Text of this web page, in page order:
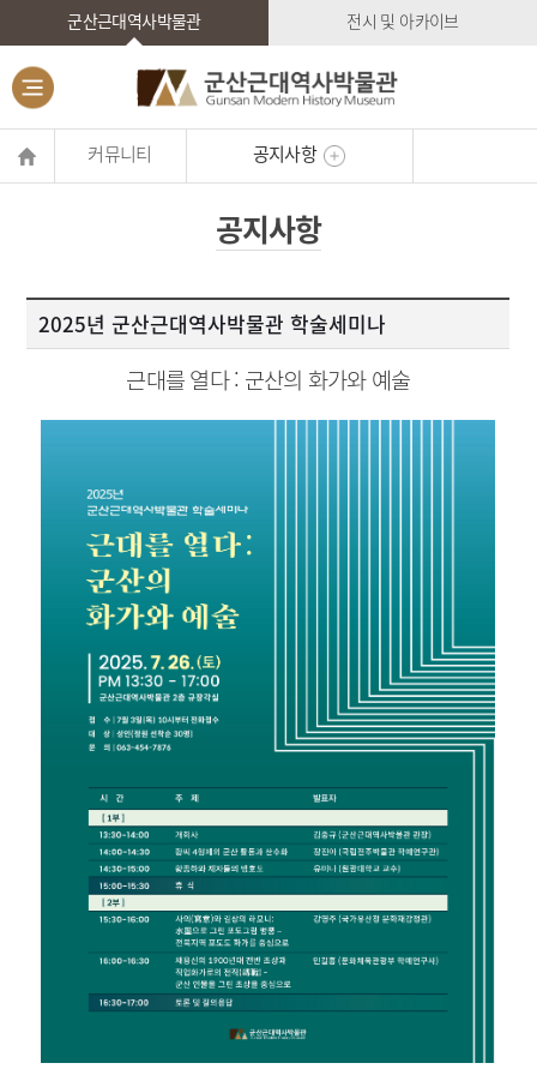
군산근대역사박물관 전시 및 아카이브
커뮤니티 공지사항
공지사항
2025년 군산근대역사박물관 학술세미나
근대를 열다 : 군산의 화가와 예술